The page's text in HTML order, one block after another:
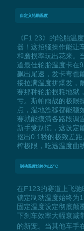
自定义轮胎温度
《F1 23》的轮胎温
器！这招骚操作能让
和磨损率玩出花来。
道最佳轮胎温度卡在
飙出尾速，发卡弯也
接拉满温度拼爆发，
赛那种轮胎损耗地狱
亏。斯帕雨战的极限
点，湿地漂移都能稳
赛就能摸清各路段调
新手党别慌，这设定
抠出0.1秒的极致差
榨极限，吃透温度曲
制动温度始终为127ºC
在F123的赛道上飞驰
锁定制动温度始终为
固定温度设定彻底颠
下刹车效率大幅衰减
的新宠。当其他车